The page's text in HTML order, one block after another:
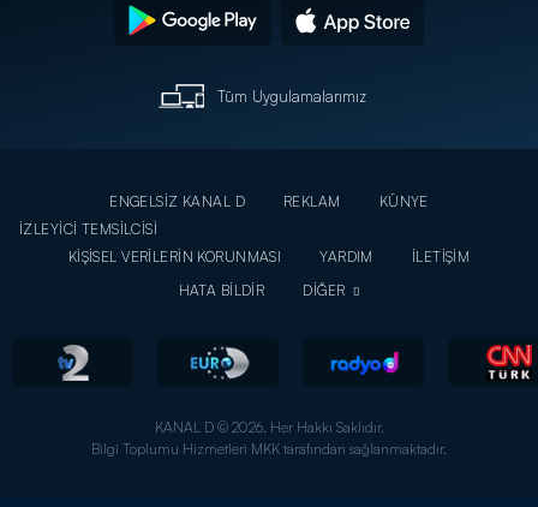
Tüm Uygulamalarımız
ENGELSİZ KANAL D REKLAM
KÜNYE
İZLEYİCİ TEMSİLCİSİ
KİŞİSEL VERİLERİN KORUNMASI
YARDIM
İLETİŞİM
HATA BİLDİR
DİĞER
KANAL D © 2026. Her Hakkı Saklıdır.
Bilgi Toplumu Hizmetleri MKK tarafından sağlanmaktadır.